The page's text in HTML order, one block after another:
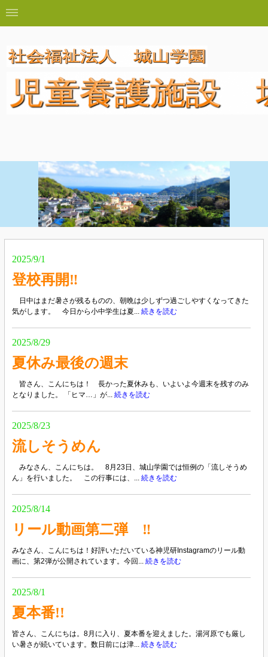
2025/9/1
登校再開‼
日中はまだ暑さが残るものの、朝晩は少しずつ過ごしやすくなってきた
気がします。 今日から小中学生は夏... 続きを読む
2025/8/29
夏休み最後の週末
皆さん、こんにちは！ 長かった夏休みも、いよいよ今週末を残すのみ
となりました。 「ヒマ…」が... 続きを読む
2025/8/23
流しそうめん
みなさん、こんにちは。 8月23日、城山学園では恒例の「流しそうめ
ん」を行いました。 この行事には、... 続きを読む
2025/8/14
リール動画第二弾 ‼
みなさん、こんにちは！好評いただいている神児研Instagramのリール動
画に、第2弾が公開されています。今回... 続きを読む
2025/8/1
夏本番!!
皆さん、こんにちは。8月に入り、夏本番を迎えました。湯河原でも厳し
い暑さが続いています。数日前には津... 続きを読む